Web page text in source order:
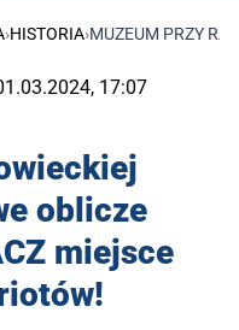
›HISTORIA›MUZEUM PRZY
17:07
oblicze
miejsce